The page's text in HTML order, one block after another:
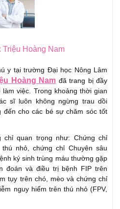
Triệu Hoàng Nam
y tại trường Đại học Nông Lâm
Hoàng Nam đã trang bị đầy
việc. Trong khoảng thời gian
sĩ luôn không ngừng trau dồi
đến cho các bé sự chăm sóc tốt
quan trọng như: Chứng chỉ
nhỏ, chứng chỉ Chuyên sâu
ký sinh trùng máu thường gặp
đoán và điều trị bệnh FIP trên
tụy trên chó, mèo và chứng chỉ
nguy hiểm trên thú nhỏ (FPV,